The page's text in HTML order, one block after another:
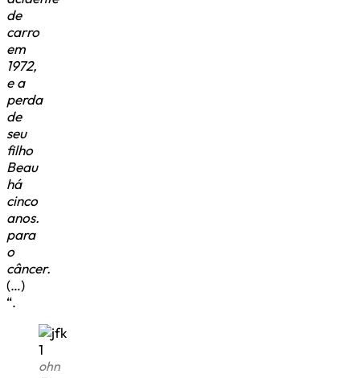
de
carro
em
1972,
e a
perda
de
seu
filho
Beau
há
cinco
anos.
para
o
câncer.
(…)
“.
ohn